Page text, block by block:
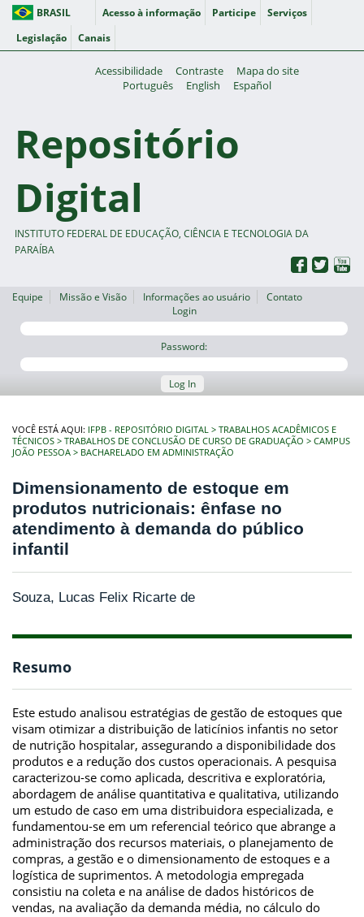
BRASIL Acesso à informação Participe
Serviços
Legislação
Canais
Acessibilidade Contraste
Mapa do site
Português
English Español
Repositório
Digital
INSTITUTO FEDERAL DE EDUCAÇÃO, CIÊNCIA E TECNOLOGIA DA
PARAÍBA
Equipe Missão e Visão Informações ao usuário
Contato
Login
Password:
Log In
VOCÊ ESTÁ AQUI: IFPB - REPOSITÓRIO DIGITAL
TRABALHOS ACADÊMICOS E
TÉCNICOS
TRABALHOS DE CONCLUSÃO DE CURSO DE GRADUAÇÃO
CAMPUS
JOÃO PESSOA
BACHARELADO EM ADMINISTRAÇÃO
Dimensionamento de estoque em
produtos nutricionais: ênfase no
atendimento à demanda do público
infantil
Souza, Lucas Felix Ricarte de
Resumo
Este estudo analisou estratégias de gestão de estoques que
visam otimizar a distribuição de laticínios infantis no setor
de nutrição hospitalar, assegurando a disponibilidade dos
produtos e a redução dos custos operacionais. A pesquisa
caracterizou-se como aplicada, descritiva e exploratória,
abordagem de análise quantitativa e qualitativa, utilizando
um estudo de caso em uma distribuidora especializada, e
fundamentou-se em um referencial teórico que abrange a
administração dos recursos materiais, o planejamento de
compras, a gestão e o dimensionamento de estoques e a
logística de suprimentos. A metodologia empregada
consistiu na coleta e na análise de dados históricos de
vendas, na avaliação da demanda média, no cálculo do